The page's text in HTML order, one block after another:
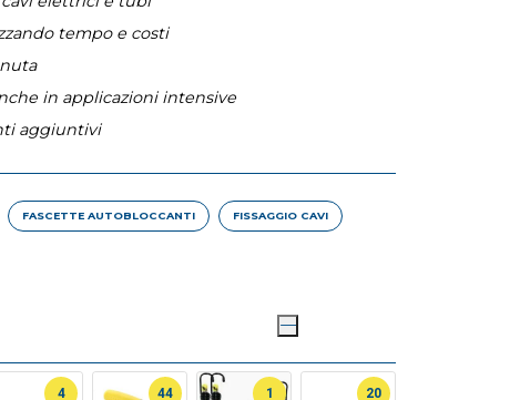
tempo e costi
in applicazioni intensive
aggiuntivi
FASCETTE AUTOBLOCCANTI FISSAGGIO CAVI
4 44 1 20